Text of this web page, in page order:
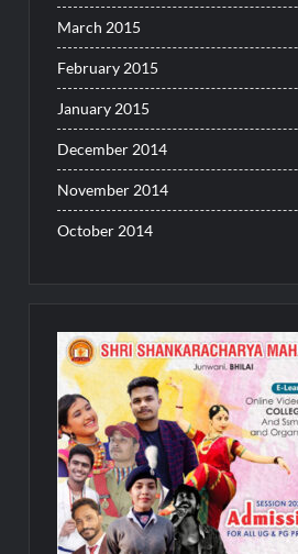
March 2015
February 2015
January 2015
December 2014
November 2014
October 2014